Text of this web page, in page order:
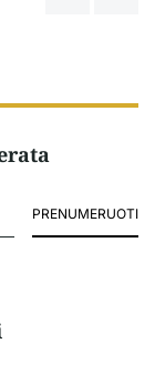
PRENUMERUOTI